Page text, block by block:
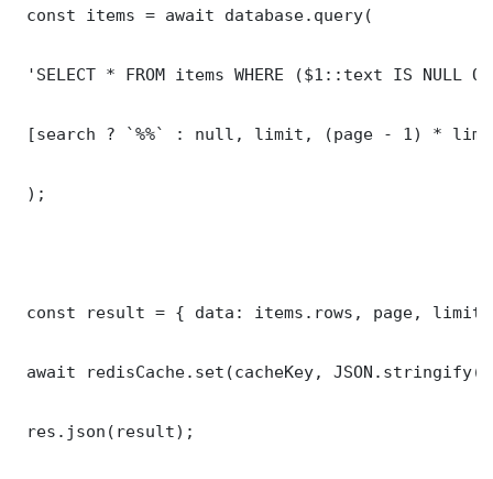
const items = await database.query(
'SELECT * FROM items WHERE ($1::text IS NULL
[search ? `%%` : null, limit, (page - 1) *
);
const result = { data: items.rows, page,
await redisCache.set(cacheKey,
res.json(result);